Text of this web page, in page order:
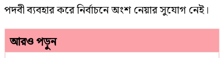
পদবী ব্যবহার করে নির্বাচনে অংশ নেয়ার সুযোগ নেই।
আরও পড়ুন